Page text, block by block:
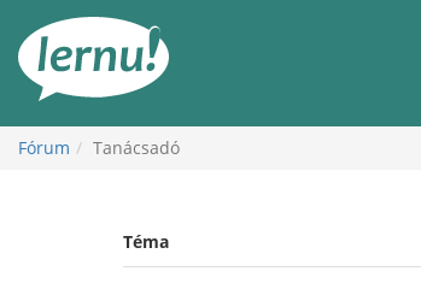
Fórum Tanácsadó
Téma